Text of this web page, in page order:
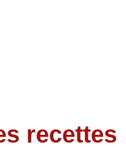
recettes